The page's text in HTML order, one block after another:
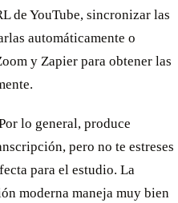
de YouTube, sincronizar las
automáticamente o
y Zapier para obtener las
lo general, produce
pero no te estreses
para el estudio. La
moderna maneja muy bien